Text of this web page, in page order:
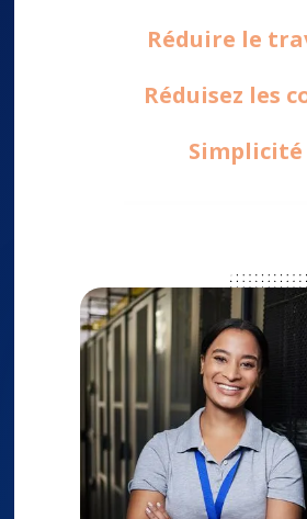
Réduire le
Réduisez les
Simplicité